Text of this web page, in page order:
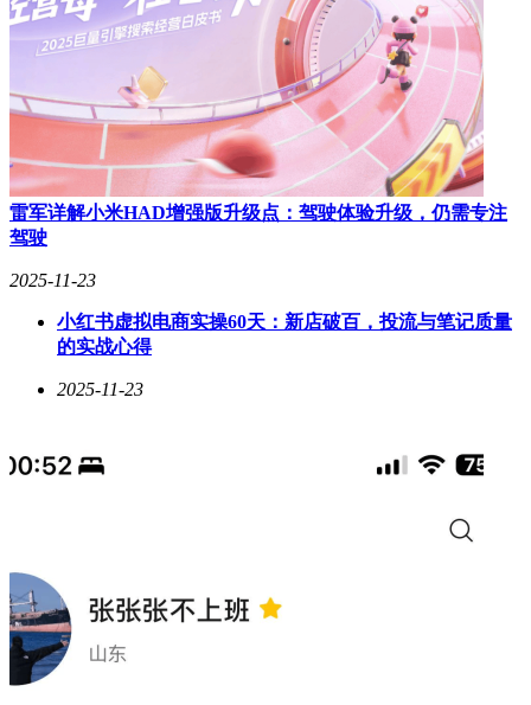
雷军详解小米HAD增强版升级点：驾驶体验升级，仍需专注
驾驶
2025-11-23
小红书虚拟电商实操60天：新店破百，投流与笔记质量
的实战心得
2025-11-23